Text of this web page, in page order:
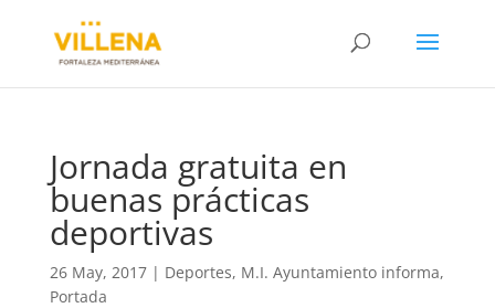
Jornada gratuita en
buenas prácticas
deportivas
26 May, 2017| Deportes, M.I. Ayuntamiento informa,
Portada